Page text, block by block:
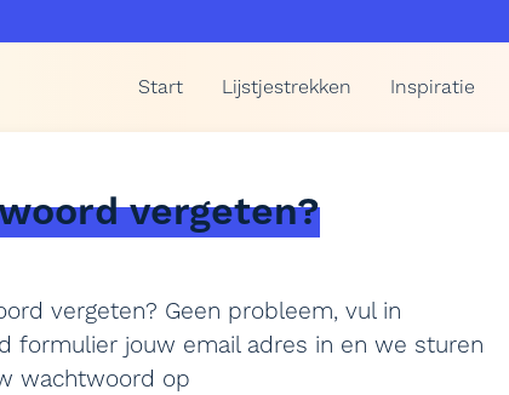
Start Lijstjestrekken Inspiratie
vergeten?
vergeten? Geen probleem, vul in
formulier jouw email adres in en we sturen
wachtwoord op